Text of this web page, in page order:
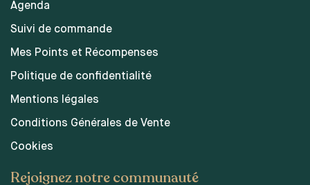
Agenda
Suivi de commande
Mes Points et Récompenses
Politique de confidentialité
Mentions légales
Conditions Générales de Vente
Cookies
Rejoignez notre communauté